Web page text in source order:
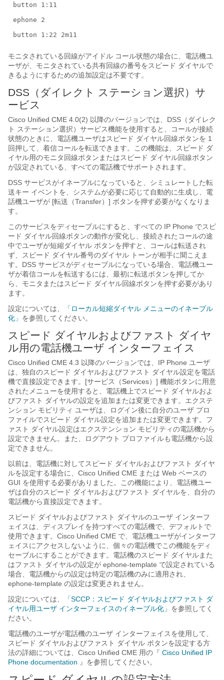
button 1:11
ephone 2
button 1:22 2m11
モニタされている回線がアイドル コール状態の場合に、電話機ユ
ーザが、モニタされている共有回線の番号をスピード ダイヤルで
きるようにするための追加設定は不要です。
DSS （ダイレクト ステーション選択）サ
ービス
Cisco Unified CME 4.0(2) 以降のバージョンでは、DSS（ダイレク
ト ステーション選択）サービス機能を使用すると、コールが接続
状態のときに、電話機ユーザはスピード ダイヤル回線ボタンを 1
回押して、着信コールを転送できます。この機能は、スピード ダ
イヤル用のモニタ回線ボタンまたはスピード ダイヤル回線ボタン
が設定されている、すべての電話機でサポートされます。
DSS サービスがイネーブルになっていると、シミュレートした転
送キー イベントを、システムが必要に応じて自動的に生成し、電
話機ユーザが [転送（Transfer）] ボタンを押す必要がなくなりま
す。
このサービスをディセーブルにすると、すべての IP Phone でスピ
ード ダイヤル回線ボタンの動作が変化し、接続されたコールの途
中でユーザが短縮ダイヤル ボタンを押すと、コールは転送され
ず、スピード ダイヤル番号のダイヤル トーンが相手に聞こえま
す。DSS サービスがディセーブルになっている場合、電話機ユー
ザが着信コールを転送するには、最初に転送ボタンを押してか
ら、モニタまたはスピード ダイヤル回線ボタンを押す必要があり
ます。
設定については、
「ローカル短縮ダイヤル メニューのイネーブル
化」 を参照してください。
スピード ダイヤルおよびファスト ダイヤ
ル用の電話機ユーザ インターフェイス
Cisco Unified CME 4.3 以降のバージョンでは、IP Phone ユーザ
は、独自のスピード ダイヤルおよびファスト ダイヤル設定を電話
機で直接設定できます。[サービス（Services）] 機能ボタンに用意
されたメニューを使用すると、電話機上でスピード ダイヤルおよ
びファスト ダイヤルの設定を追加または変更できます。エクステ
ンション モビリティ ユーザは、ログイン後に自分のユーザ プロ
ファイルでスピード ダイヤル設定を追加または変更できます。フ
ァスト ダイヤル設定はエクステンション モビリティの電話機から
設定できません。また、ログアウト プロファイルも電話機から設
定できません。
以前は、電話機に対してスピード ダイヤルおよびファスト ダイヤ
ルを設定する場合に、Cisco Unified CME または Web ベースの
GUI を使用する必要がありました。この機能により、電話機ユー
ザは自分のスピード ダイヤルおよびファスト ダイヤルを、自分の
電話機から直接設定できます。
スピード ダイヤルおよびファスト ダイヤルのユーザ インターフ
ェイスは、ディスプレイを持つすべての電話機で、デフォルトで
使用できます。Cisco Unified CME で、電話機ユーザがインターフ
ェイスにアクセスしないように、個々の電話機でこの機能をディ
セーブルにすることができます。電話機のスピード ダイヤルまた
はファスト ダイヤルの設定が ephone-template で設定されている
場合、電話機からの設定は特定の電話機のみに適用され、
ephone-template の設定は変更されません。
設定については、
「SCCP：スピード ダイヤルおよびファスト ダ
イヤル用ユーザ インターフェイスのイネーブル化」 を参照してく
ださい。
電話機のユーザが電話機のユーザ インターフェイスを使用して、
スピード ダイヤルおよびファスト ダイヤル ボタンを設定する方
法の詳細については、Cisco Unified CME 用の『 Cisco Unified IP
Phone documentation 』を参照してください。